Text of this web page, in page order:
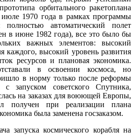
орбитального ракетоплана
1970 года в рамках программы
автоматический полет
в июне 1982 года), все это было бы
важных элементов: высокий
каждого, высокий уровень развития
ресурсов и плановая экономика.
в освоении космоса, но
в норму только после реформы
запуском советского Спутника,
на заказах для воюющей Европы,
получен при реализации плана
была заменена госзаказом.
запуска космического корабля на